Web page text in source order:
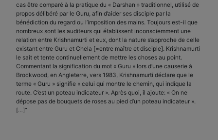
cas être comparé à la pratique du « Darshan » traditionnel, utilisé de
propos délibéré par le Guru, afin d’aider ses disciple par la
bénédiction du regard ou l’imposition des mains. Toujours est-il que
nombreux sont les auditeurs qui établissent inconsciemment une
relation entre Krishnamurti et eux, dont la nature s’approche de celle
existant entre Guru et Chela [=entre maître et disciple]. Krishnamurti
le sait et tente continuellement de mettre les choses au point.
Commentant la signification du mot « Guru » lors d’une causerie à
Brockwood, en Angleterre, vers 1983, Krishnamurti déclare que le
terme « Guru » signifie « celui qui montre le chemin, qui indique la
route. C’est un poteau indicateur ». Après quoi, il ajoute: « On ne
dépose pas de bouquets de roses au pied d’un poteau indicateur ».
[…]”